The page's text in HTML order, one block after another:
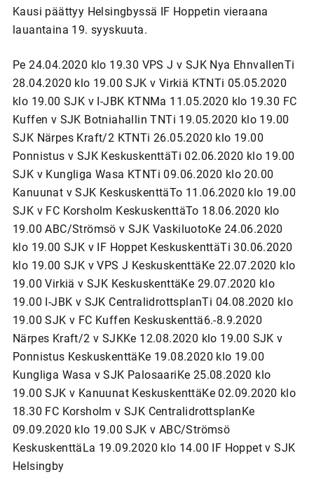
Kausi päättyy Helsingbyssä IF Hoppetin vieraana
lauantaina 19. syyskuuta.
Pe 24.04.2020 klo 19.30 VPS J v SJK Nya EhnvallenTi
28.04.2020 klo 19.00 SJK v Virkiä KTNTi 05.05.2020
klo 19.00 SJK v I-JBK KTNMa 11.05.2020 klo 19.30 FC
Kuffen v SJK Botniahallin TNTi 19.05.2020 klo 19.00
SJK Närpes Kraft/2 KTNTi 26.05.2020 klo 19.00
Ponnistus v SJK KeskuskenttäTi 02.06.2020 klo 19.00
SJK v Kungliga Wasa KTNTi 09.06.2020 klo 20.00
Kanuunat v SJK KeskuskenttäTo 11.06.2020 klo 19.00
SJK v FC Korsholm KeskuskenttäTo 18.06.2020 klo
19.00 ABC/Strömsö v SJK VaskiluotoKe 24.06.2020
klo 19.00 SJK v IF Hoppet KeskuskenttäTi 30.06.2020
klo 19.00 SJK v VPS J KeskuskenttäKe 22.07.2020 klo
19.00 Virkiä v SJK KeskuskenttäKe 29.07.2020 klo
19.00 I-JBK v SJK CentralidrottsplanTi 04.08.2020 klo
19.00 SJK v FC Kuffen Keskuskenttä6.-8.9.2020
Närpes Kraft/2 v SJKKe 12.08.2020 klo 19.00 SJK v
Ponnistus KeskuskenttäKe 19.08.2020 klo 19.00
Kungliga Wasa v SJK PalosaariKe 25.08.2020 klo
19.00 SJK v Kanuunat KeskuskenttäKe 02.09.2020 klo
18.30 FC Korsholm v SJK CentralidrottsplanKe
09.09.2020 klo 19.00 SJK v ABC/Strömsö
KeskuskenttäLa 19.09.2020 klo 14.00 IF Hoppet v SJK
Helsingby